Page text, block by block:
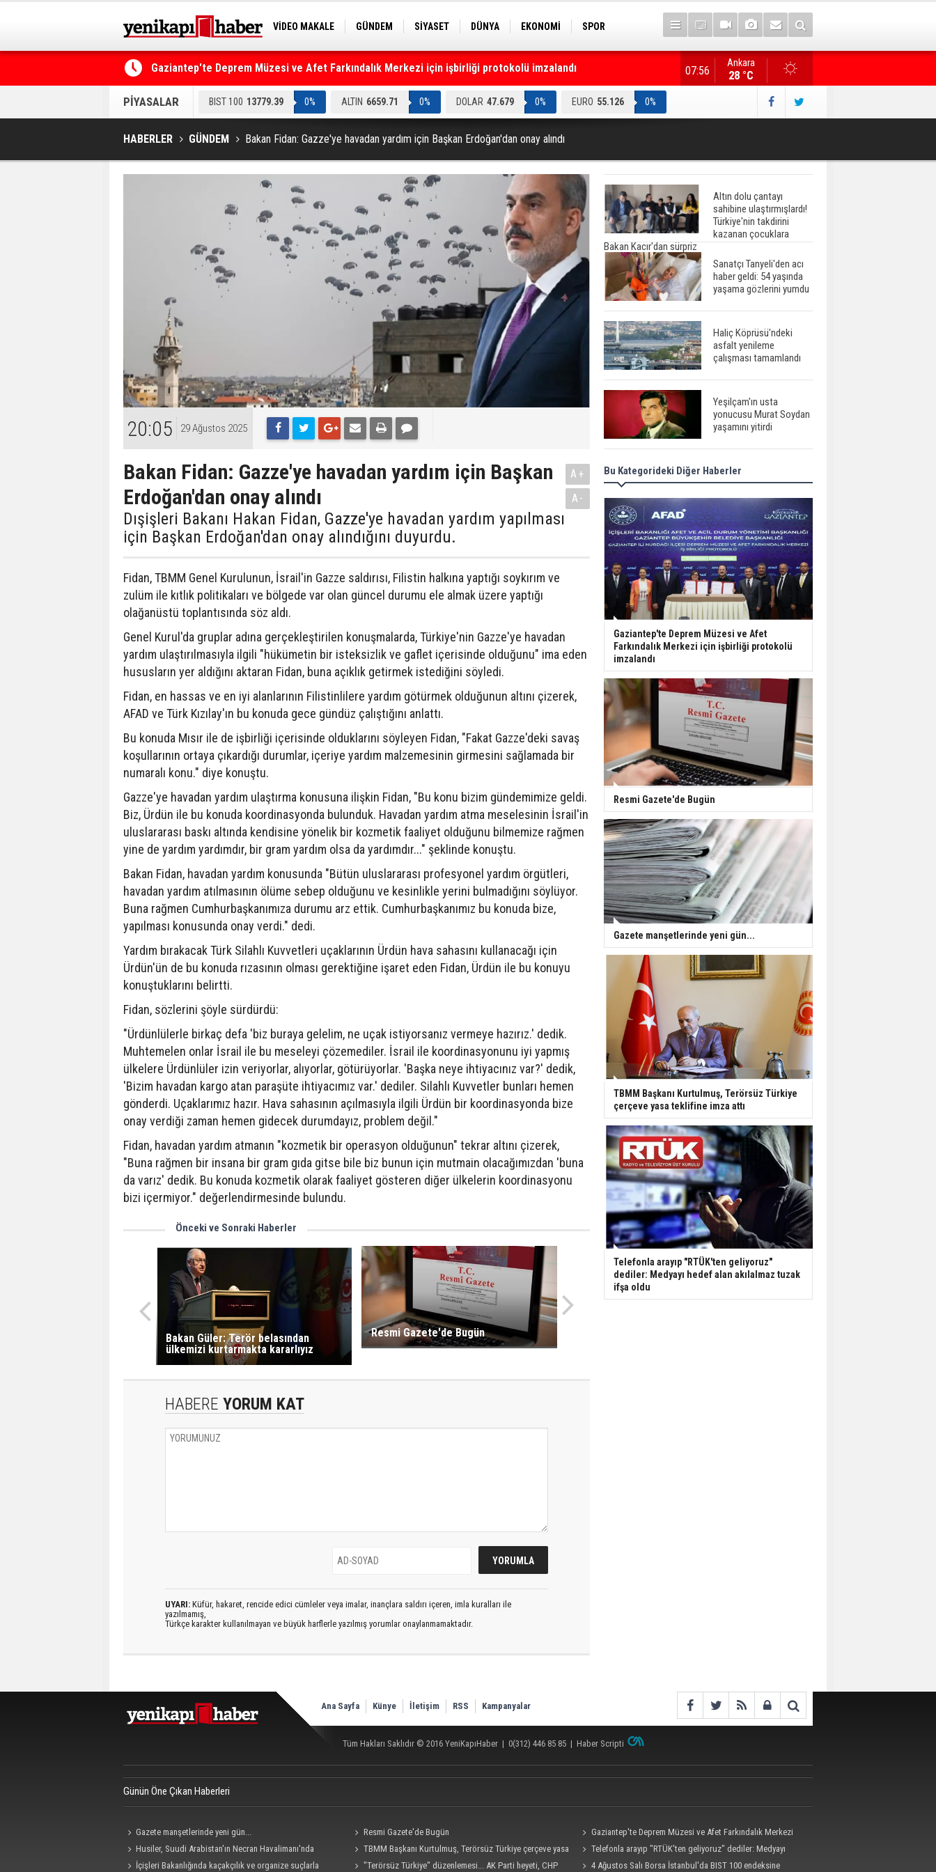
VİDEO MAKALE GÜNDEM SİYASET DÜNYA EKONOMİ
SPOR
Gaziantep'te Deprem Müzesi ve Afet Farkındalık Merkezi için işbirliği protokolü imzalandı
Resmi Gazete'de Bugün
Gazete manşetlerinde yeni gün...
Ankara
28 °C
07:56
PİYASALAR BIST 100 13779.39 0% ALTIN 6659.71 0% DOLAR 47.679 0% EURO 55.126 0%
HABERLER GÜNDEM Bakan Fidan: Gazze'ye havadan yardım için Başkan Erdoğan'dan onay alındı
20:05 29 Ağustos 2025
Bakan Fidan: Gazze'ye havadan yardım için Başkan
Erdoğan'dan onay alındı
Dışişleri Bakanı Hakan Fidan, Gazze'ye havadan yardım yapılması
için Başkan Erdoğan'dan onay alındığını duyurdu.
A+
A-
Fidan, TBMM Genel Kurulunun, İsrail'in Gazze saldırısı, Filistin halkına yaptığı soykırım ve
zulüm ile kıtlık politikaları ve bölgede var olan güncel durumu ele almak üzere yaptığı
olağanüstü toplantısında söz aldı.
Genel Kurul'da gruplar adına gerçekleştirilen konuşmalarda, Türkiye'nin Gazze'ye havadan
yardım ulaştırılmasıyla ilgili "hükümetin bir isteksizlik ve gaflet içerisinde olduğunu" ima eden
hususların yer aldığını aktaran Fidan, buna açıklık getirmek istediğini söyledi.
Fidan, en hassas ve en iyi alanlarının Filistinlilere yardım götürmek olduğunun altını çizerek,
AFAD ve Türk Kızılay'ın bu konuda gece gündüz çalıştığını anlattı.
Bu konuda Mısır ile de işbirliği içerisinde olduklarını söyleyen Fidan, "Fakat Gazze'deki savaş
koşullarının ortaya çıkardığı durumlar, içeriye yardım malzemesinin girmesini sağlamada bir
numaralı konu." diye konuştu.
Gazze'ye havadan yardım ulaştırma konusuna ilişkin Fidan, "Bu konu bizim gündemimize geldi.
Biz, Ürdün ile bu konuda koordinasyonda bulunduk. Havadan yardım atma meselesinin İsrail'in
uluslararası baskı altında kendisine yönelik bir kozmetik faaliyet olduğunu bilmemize rağmen
yine de yardım yardımdır, bir gram yardım olsa da yardımdır..." şeklinde konuştu.
Bakan Fidan, havadan yardım konusunda "Bütün uluslararası profesyonel yardım örgütleri,
havadan yardım atılmasının ölüme sebep olduğunu ve kesinlikle yerini bulmadığını söylüyor.
Buna rağmen Cumhurbaşkanımıza durumu arz ettik. Cumhurbaşkanımız bu konuda bize,
yapılması konusunda onay verdi." dedi.
Yardım bırakacak Türk Silahlı Kuvvetleri uçaklarının Ürdün hava sahasını kullanacağı için
Ürdün'ün de bu konuda rızasının olması gerektiğine işaret eden Fidan, Ürdün ile bu konuyu
konuştuklarını belirtti.
Fidan, sözlerini şöyle sürdürdü:
"Ürdünlülerle birkaç defa 'biz buraya gelelim, ne uçak istiyorsanız vermeye hazırız.' dedik.
Muhtemelen onlar İsrail ile bu meseleyi çözemediler. İsrail ile koordinasyonunu iyi yapmış
ülkelere Ürdünlüler izin veriyorlar, alıyorlar, götürüyorlar. 'Başka neye ihtiyacınız var?' dedik,
'Bizim havadan kargo atan paraşüte ihtiyacımız var.' dediler. Silahlı Kuvvetler bunları hemen
gönderdi. Uçaklarımız hazır. Hava sahasının açılmasıyla ilgili Ürdün bir koordinasyonda bize
onay verdiği zaman hemen gidecek durumdayız, problem değil."
Fidan, havadan yardım atmanın "kozmetik bir operasyon olduğunun" tekrar altını çizerek,
"Buna rağmen bir insana bir gram gıda gitse bile biz bunun için mutmain olacağımızdan 'buna
da varız' dedik. Bu konuda kozmetik olarak faaliyet gösteren diğer ülkelerin koordinasyonu
bizi içermiyor." değerlendirmesinde bulundu.
Önceki ve Sonraki Haberler
Bakan Güler: Terör belasından
ülkemizi kurtarmakta kararlıyız
Resmi Gazete'de Bugün
HABERE YORUM KAT
UYARI: Küfür, hakaret, rencide edici cümleler veya imalar, inançlara saldırı içeren, imla kuralları ile
yazılmamış,
Türkçe karakter kullanılmayan ve büyük harflerle yazılmış yorumlar onaylanmamaktadır.
Altın dolu çantayı
sahibine ulaştırmışlardı!
Türkiye'nin takdirini
kazanan çocuklara
Bakan Kacır'dan sürpriz
Sanatçı Tanyeli'den acı
haber geldi: 54 yaşında
yaşama gözlerini yumdu
Haliç Köprüsü'ndeki
asfalt yenileme
çalışması tamamlandı
Yeşilçam'ın usta
yonucusu Murat Soydan
yaşamını yitirdi
Meral Akşener ile
Müsavat Dervişoğlu
cenazede görüntülendi
29 Mayıs okullar tatil mi?
Bilim kurgu
gerçekleşiyor...
Dondurulmuş insanları
hayata döndürecek keşif
Ünlü türkücü Mahmut
Tuncer estetik
operasyon geçirdi: Son
hali gündem oldu
Yerli turist 229,7 milyar
lira seyahat harcaması
yaptı
Gazze'deki Sağlık
Bakanlığı duyurdu:
Vahşetin pençesinde 2
salgın vaka tespit edildi
Bu Kategorideki Diğer Haberler
Gaziantep'te Deprem Müzesi ve Afet
Farkındalık Merkezi için işbirliği protokolü
imzalandı
Resmi Gazete'de Bugün
Gazete manşetlerinde yeni gün...
TBMM Başkanı Kurtulmuş, Terörsüz Türkiye
çerçeve yasa teklifine imza attı
Telefonla arayıp "RTÜK'ten geliyoruz"
dediler: Medyayı hedef alan akılalmaz tuzak
ifşa oldu
Ana Sayfa Künye İletişim RSS Kampanyalar
Tüm Hakları Saklıdır © 2016 YeniKapıHaber | 0(312) 446 85 85 | Haber Scripti
Günün Öne Çıkan Haberleri
Gazete manşetlerinde yeni gün... Resmi Gazete'de Bugün
Gaziantep'te Deprem Müzesi ve Afet Farkındalık Merkezi
için işbirliği protokolü imzalandı
Husiler, Suudi Arabistan'ın Necran Havalimanı'nda
kamikaze İHA ile "hassas bir hedefi" vurduklarını açıkladı
TBMM Başkanı Kurtulmuş, Terörsüz Türkiye çerçeve yasa
teklifine imza attı
Telefonla arayıp "RTÜK'ten geliyoruz" dediler: Medyayı
hedef alan akılalmaz tuzak ifşa oldu
İçişleri Bakanlığında kaçakçılık ve organize suçlarla "Terörsüz Türkiye" düzenlemesi... AK Parti heyeti, CHP 4 Ağustos Salı Borsa İstanbul'da BIST 100 endeksine